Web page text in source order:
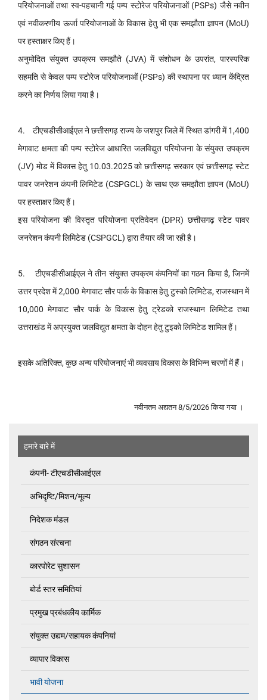
परियोजनाओं तथा स्व-पहचानी गई पम्प स्टोरेज परियोजनाओं (PSPs) जैसे नवीन
एवं नवीकरणीय ऊर्जा परियोजनाओं के विकास हेतु भी एक समझौता ज्ञापन (MoU)
पर हस्ताक्षर किए हैं।
अनुमोदित संयुक्त उपक्रम समझौते (JVA) में संशोधन के उपरांत, पारस्परिक
सहमति से केवल पम्प स्टोरेज परियोजनाओं (PSPs) की स्थापना पर ध्यान केंद्रित
करने का निर्णय लिया गया है।
4. टीएचडीसीआईएल ने छत्तीसगढ़ राज्य के जशपुर जिले में स्थित डांगरी में 1,400
मेगावाट क्षमता की पम्प स्टोरेज आधारित जलविद्युत परियोजना के संयुक्त उपक्रम
(JV) मोड में विकास हेतु 10.03.2025 को छत्तीसगढ़ सरकार एवं छत्तीसगढ़ स्टेट
पावर जनरेशन कंपनी लिमिटेड (CSPGCL) के साथ एक समझौता ज्ञापन (MoU)
पर हस्ताक्षर किए हैं।
इस परियोजना की विस्तृत परियोजना प्रतिवेदन (DPR) छत्तीसगढ़ स्टेट पावर
जनरेशन कंपनी लिमिटेड (CSPGCL) द्वारा तैयार की जा रही है।
5. टीएचडीसीआईएल ने तीन संयुक्त उपक्रम कंपनियों का गठन किया है, जिनमें
उत्तर प्रदेश में 2,000 मेगावाट सौर पार्क के विकास हेतु टुस्को लिमिटेड, राजस्थान में
10,000 मेगावाट सौर पार्क के विकास हेतु ट्रेडको राजस्थान लिमिटेड तथा
उत्तराखंड में अप्रयुक्त जलविद्युत क्षमता के दोहन हेतु टुइको लिमिटेड शामिल हैं।
इसके अतिरिक्त, कुछ अन्य परियोजनाएं भी व्यवसाय विकास के विभिन्न चरणों में हैं।
नवीनतम अद्यतन 8/5/2026 किया गया ।
हमारे बारे में
कंपनी- टीएचडीसीआईएल
अभिदृष्‍टि/मिशन/मूल्य
निदेशक मंडल
संगठन संरचना
कारपोरेट सुशासन
बोर्ड स्तर समितियां
प्रमुख प्रबंधकीय कार्मिक
संयुक्त उद्यम/सहायक कंपनियां
व्यापार विकास
भावी योजना